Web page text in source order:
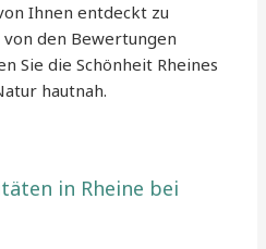
Ihnen entdeckt zu
von den Bewertungen
Sie die Schönheit Rheines
hautnah.
in Rheine bei